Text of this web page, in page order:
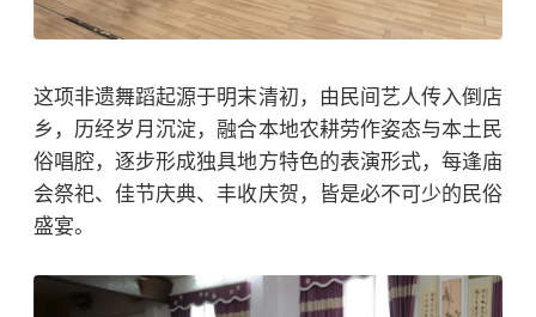
这项非遗舞蹈起源于明末清初，由民间艺人传入倒店
乡，历经岁月沉淀，融合本地农耕劳作姿态与本土民
俗唱腔，逐步形成独具地方特色的表演形式，每逢庙
会祭祀、佳节庆典、丰收庆贺，皆是必不可少的民俗
盛宴。